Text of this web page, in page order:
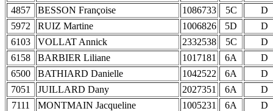
4857
BESSON Françoise 1086733 5C
D
5972
RUIZ Martine 1006826 5D
D
6103
VOLLAT Annick 2332538 5C
D
6158
BARBIER Liliane 1017181 6A
D
6500
BATHIARD Danielle 1042522 6A
D
7051
JUILLARD Dany 2027351 6A
D
7111
MONTMAIN Jacqueline 1005231 6A
D